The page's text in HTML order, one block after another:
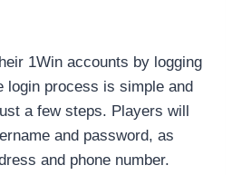
1Win accounts by logging
login process is simple and
a few steps. Players will
and password, as
and phone number.